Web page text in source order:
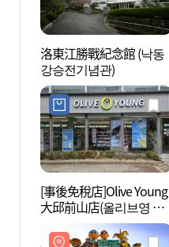
洛東江勝戰紀念館 (낙동
강승전기념관)
[事後免稅店]Olive Young
大邱前山店(올리브영 대